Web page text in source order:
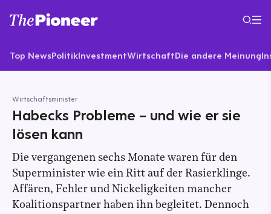
Top NewsPolitikInvestmentWirtschaftDie andere Meinung
Wirtschaftsminister
Habecks Probleme – und wie er sie
lösen kann
Die vergangenen sechs Monate waren für den
Superminister wie ein Ritt auf der Rasierklinge.
Affären, Fehler und Nickeligkeiten mancher
Koalitionspartner haben ihn begleitet. Dennoch